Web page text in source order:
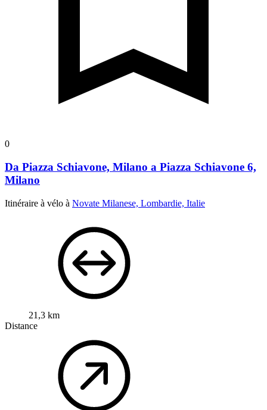
0
Da Piazza Schiavone, Milano a Piazza Schiavone 6,
Milano
Itinéraire à vélo à Novate Milanese, Lombardie, Italie
21,3 km
Distance